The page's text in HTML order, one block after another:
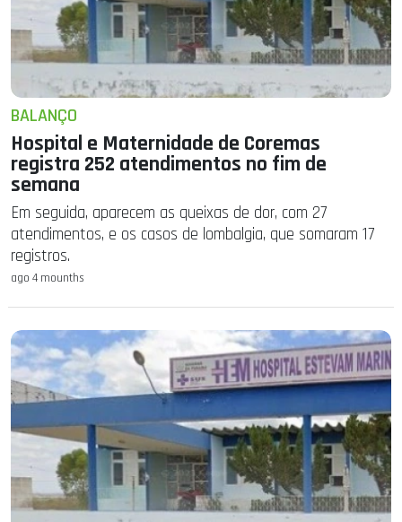
BALANÇO
Hospital e Maternidade de Coremas
registra 252 atendimentos no fim de
semana
Em seguida, aparecem as queixas de dor, com 27
atendimentos, e os casos de lombalgia, que somaram 17
registros.
ago 4 mounths